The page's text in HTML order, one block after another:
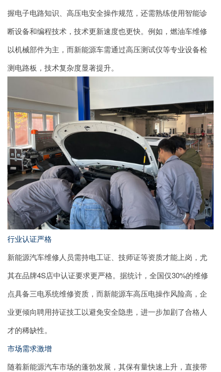
握电子电路知识、高压电安全操作规范，还需熟练使用智能诊
断设备和编程技术，技术更新速度也更快。例如，燃油车维修
以机械部件为主，而新能源车需通过高压测试仪等专业设备检
测电路板，技术复杂度显著提升。
行业认证严格
新能源汽车维修人员需持电工证、技师证等资质才能上岗，尤
其在品牌4S店中认证要求更严格。据统计，全国仅30%的维修
点具备三电系统维修资质，而新能源车高压电操作风险高，企
业更倾向聘用持证技工以避免安全隐患，进一步加剧了合格人
才的稀缺性。
市场需求激增
随着新能源汽车市场的蓬勃发展，其保有量快速上升，直接带